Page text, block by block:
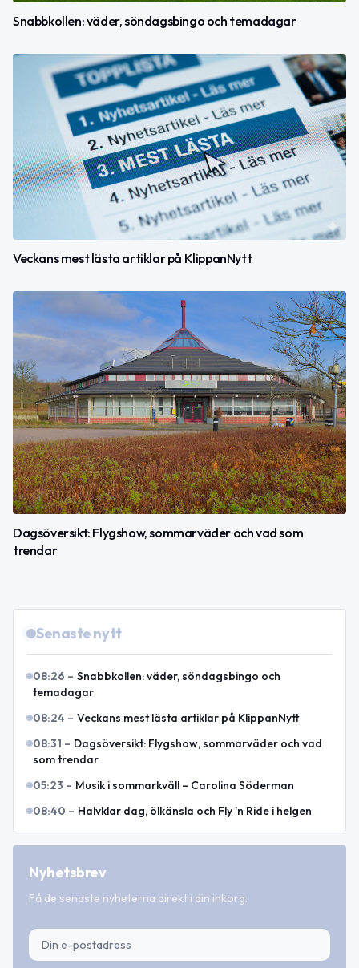
Snabbkollen: väder, söndagsbingo och temadagar
Veckans mest lästa artiklar på KlippanNytt
Dagsöversikt: Flygshow, sommarväder och vad som
trendar
Senaste nytt
08:26 – Snabbkollen: väder, söndagsbingo och
temadagar
08:24 – Veckans mest lästa artiklar på KlippanNytt
08:31 – Dagsöversikt: Flygshow, sommarväder och vad
som trendar
05:23 – Musik i sommarkväll – Carolina Söderman
08:40 – Halvklar dag, ölkänsla och Fly 'n Ride i helgen
Nyhetsbrev
Få de senaste nyheterna direkt i din inkorg.